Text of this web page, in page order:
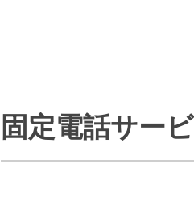
J:COM STREAM えんか
防災情報サービス
自転車
固定電話サー